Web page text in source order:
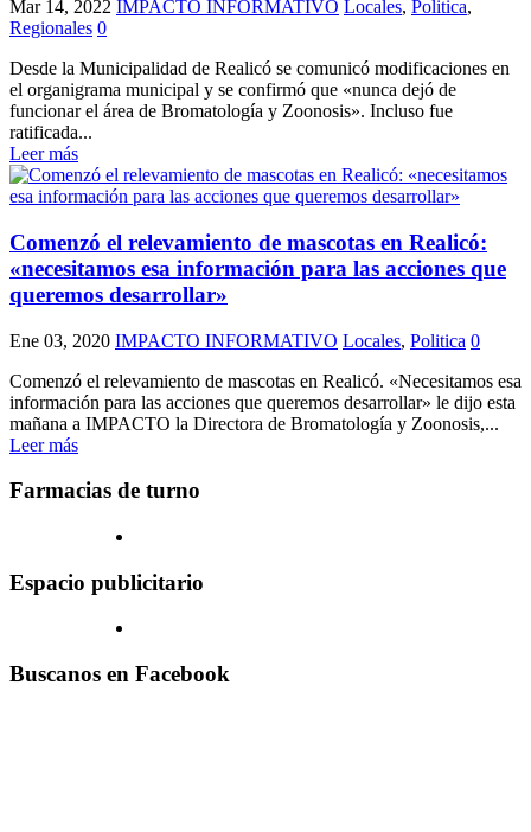
Mar 14, 2022 IMPACTO INFORMATIVO Locales, Politica,
Regionales 0
Desde la Municipalidad de Realicó se comunicó modificaciones en
el organigrama municipal y se confirmó que «nunca dejó de
funcionar el área de Bromatología y Zoonosis». Incluso fue
ratificada...
Leer más
Comenzó el relevamiento de mascotas en Realicó:
«necesitamos esa información para las acciones que
queremos desarrollar»
Ene 03, 2020 IMPACTO INFORMATIVO Locales, Politica 0
Comenzó el relevamiento de mascotas en Realicó. «Necesitamos esa
información para las acciones que queremos desarrollar» le dijo esta
mañana a IMPACTO la Directora de Bromatología y Zoonosis,...
Leer más
Farmacias de turno
Espacio publicitario
Buscanos en Facebook